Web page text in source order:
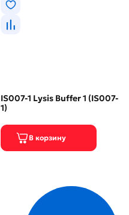
IS007-1 Lysis Buffer 1 (IS007-
1)